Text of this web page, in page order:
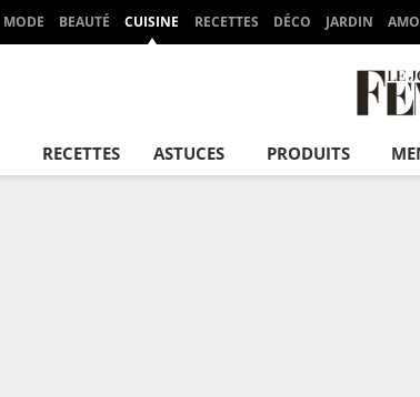
MODE BEAUTÉ CUISINE RECETTES DÉCO JARDIN
RECETTES ASTUCES PRODUITS